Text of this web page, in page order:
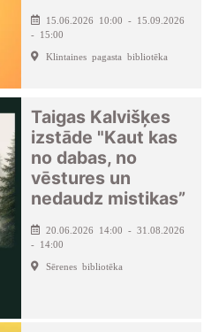
15.06.2026 10:00 - 15.09.2026
- 15:00
Klintaines pagasta bibliotēka
Taigas Kalvišķes
izstāde "Kaut kas
no dabas, no
vēstures un
nedaudz mistikas”
20.06.2026 14:00 - 31.08.2026
- 14:00
Sērenes bibliotēka